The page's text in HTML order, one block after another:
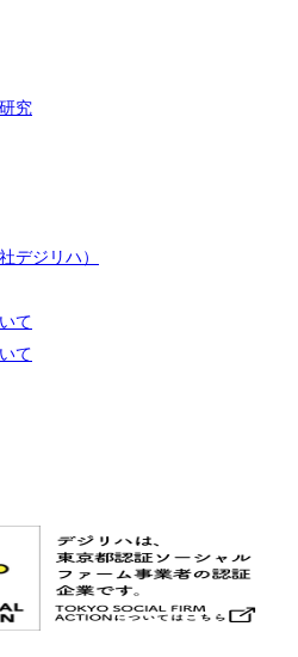
究
デジリハ）
て
て